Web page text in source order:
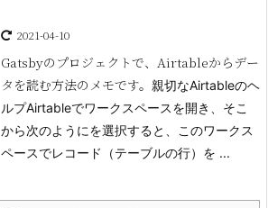
2021-04-10
Gatsbyのプロジェクトで、Airtableからデー
タを読む方法のメモです。 親切なAirtableのヘ
ルプAirtableでワークスペースを開き、そこ
から次のようにを選択すると、このワークス
ペースでレコード（テーブルの行）を ...